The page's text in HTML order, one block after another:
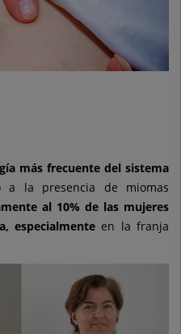
más frecuente del sistema
a la presencia de miomas
al 10% de las mujeres
especialmente en la franja